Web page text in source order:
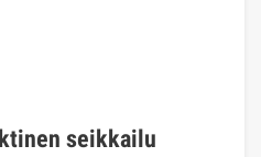
seikkailu